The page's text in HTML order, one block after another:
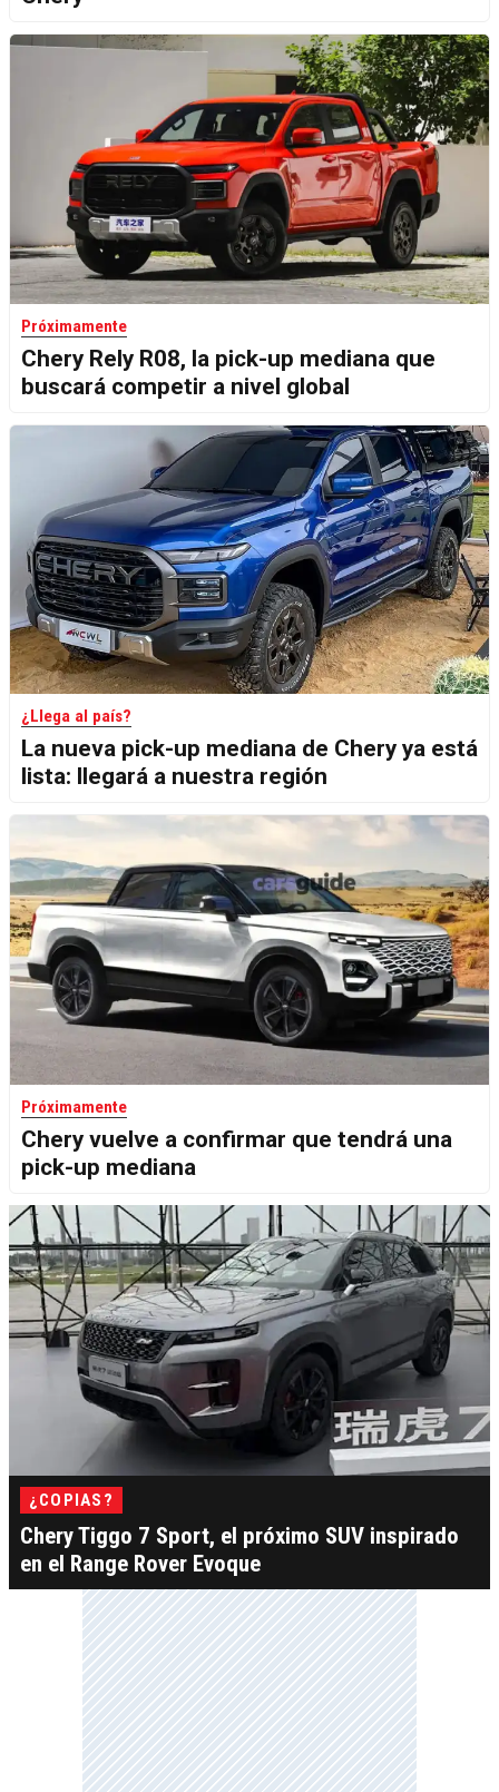
Próximamente
Chery Rely R08, la pick-up mediana que
buscará competir a nivel global
¿Llega al país?
La nueva pick-up mediana de Chery ya está
lista: llegará a nuestra región
Próximamente
Chery vuelve a confirmar que tendrá una
pick-up mediana
¿COPIAS?
Chery Tiggo 7 Sport, el próximo SUV inspirado
en el Range Rover Evoque